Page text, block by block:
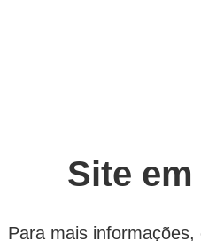
Site
Para mais